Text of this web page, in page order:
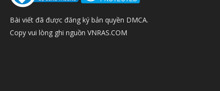
Bài viết đã được đăng ký bản quyền DMCA.
Copy vui lòng ghi nguồn VNRAS.COM